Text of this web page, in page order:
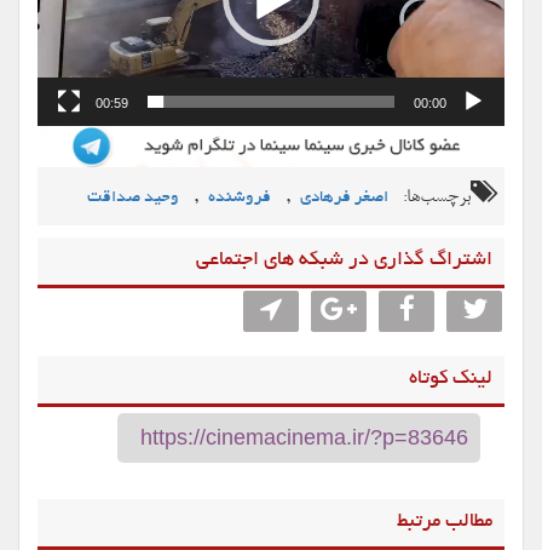
00:00
00:59
برچسب‌ها: اصغر فرهادی , فروشنده , وحید صداقت
اشتراگ گذاری در شبکه های اجتماعی
لینک کوتاه
مطالب مرتبط